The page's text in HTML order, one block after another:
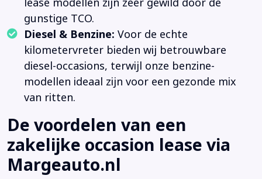
gunstige TCO.
Diesel & Benzine: Voor de echte
kilometervreter bieden wij betrouwbare
diesel-occasions, terwijl onze benzine-
modellen ideaal zijn voor een gezonde mix
van ritten.
De voordelen van een
zakelijke occasion lease via
Margeauto.nl